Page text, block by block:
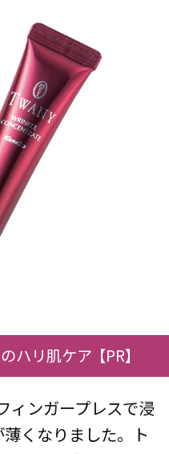
ィンガープレスで浸
くなりました。ト
ハリ肌ケア【PR】